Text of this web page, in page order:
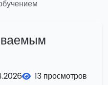
13 просмотров